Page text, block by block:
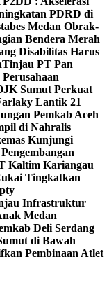
PDRD di
Medan Obrak-
Bendera Merah
Disabilitas Harus
Tinjau PT Pan
Sumut Perkuat
Lantik 21
Pemkab Aceh
di Nahralis
Kunjungi
Kaltim Kariangau
Tingkatkan
Infrastruktur
Medan
Deli Serdang
di Bawah
Pembinaan Atlet